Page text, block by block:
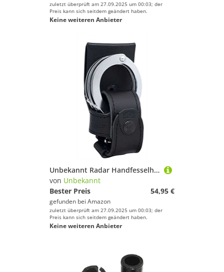
zuletzt überprüft am 27.09.2025 um 00:03; der
Preis kann sich seitdem geändert haben.
Keine weiteren Anbieter
Unbekannt Radar Handfesselholster Kydex/Leder - 4086-4910
von Unbekannt
Bester Preis
54,95 €
gefunden bei Amazon
zuletzt überprüft am 27.09.2025 um 00:03; der
Preis kann sich seitdem geändert haben.
Keine weiteren Anbieter